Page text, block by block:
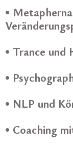
•
• Trance und
•
• NLP und
• Coaching